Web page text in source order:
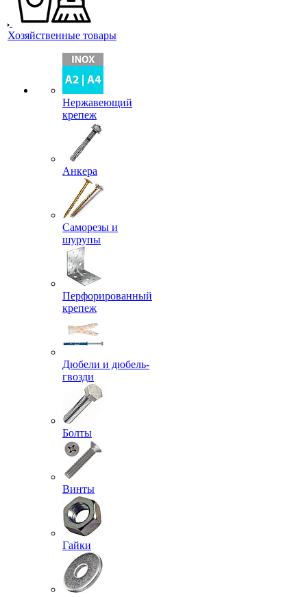
Хозяйственные товары
Нержавеющий
крепеж
Анкера
Саморезы и
шурупы
Перфорированный
крепеж
Дюбели и дюбель-
гвозди
Болты
Винты
Гайки